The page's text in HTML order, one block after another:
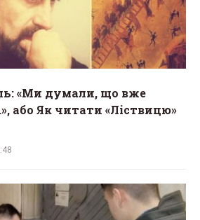
«Ми думали, що вже
або Як читати «Ліствицю»